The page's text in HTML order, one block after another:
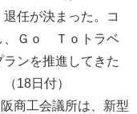
任が決まった。コ
、Ｇｏ Ｔｏトラベ
ンを推進してきた
18日付）
商工会議所は、新型